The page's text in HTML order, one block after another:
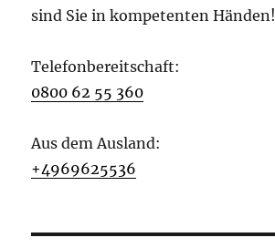
sind Sie in kompetenten Händen!
Telefonbereitschaft:
0800 62 55 360
Aus dem Ausland:
+4969625536